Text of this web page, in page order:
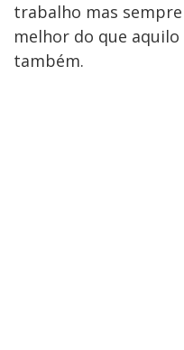
trabalho mas
melhor do que aquilo
também.